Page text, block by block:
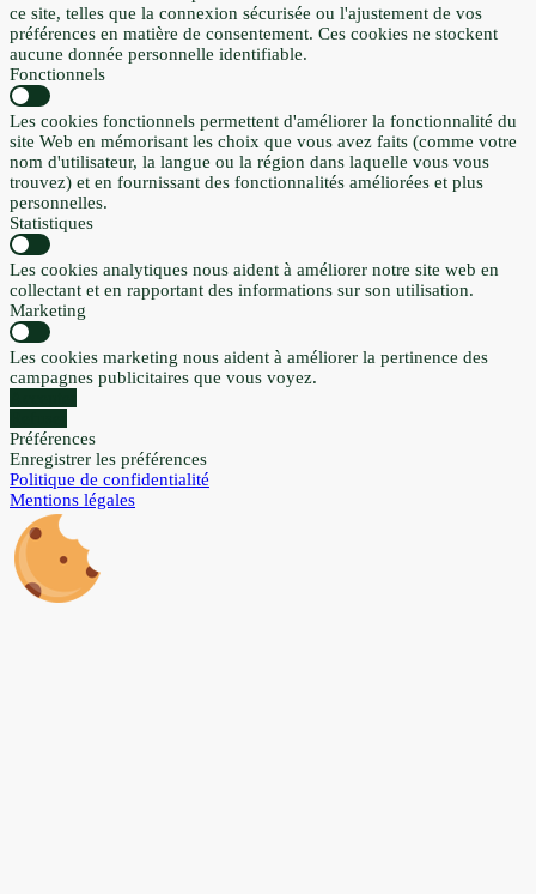
ce site, telles que la connexion sécurisée ou l'ajustement de vos
préférences en matière de consentement. Ces cookies ne stockent
aucune donnée personnelle identifiable.
Fonctionnels
Les cookies fonctionnels permettent d'améliorer la fonctionnalité du
site Web en mémorisant les choix que vous avez faits (comme votre
nom d'utilisateur, la langue ou la région dans laquelle vous vous
trouvez) et en fournissant des fonctionnalités améliorées et plus
personnelles.
Statistiques
Les cookies analytiques nous aident à améliorer notre site web en
collectant et en rapportant des informations sur son utilisation.
Marketing
Les cookies marketing nous aident à améliorer la pertinence des
campagnes publicitaires que vous voyez.
Préférences
Enregistrer les préférences
Politique de confidentialité
Mentions légales